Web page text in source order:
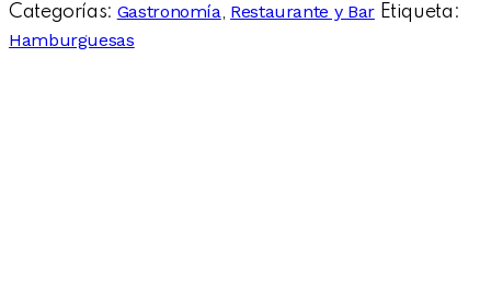
Categorías: Gastronomía, Restaurante y Bar Etiqueta:
Hamburguesas